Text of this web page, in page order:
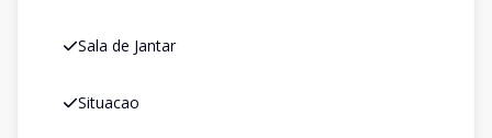
Sala de Jantar
Situacao